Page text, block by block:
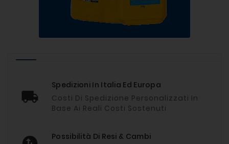
Spedizioni In Italia Ed Europa
Costi Di Spedizione Personalizzati In
Base Ai Reali Costi Sostenuti
Possibilità Di Resi & Cambi